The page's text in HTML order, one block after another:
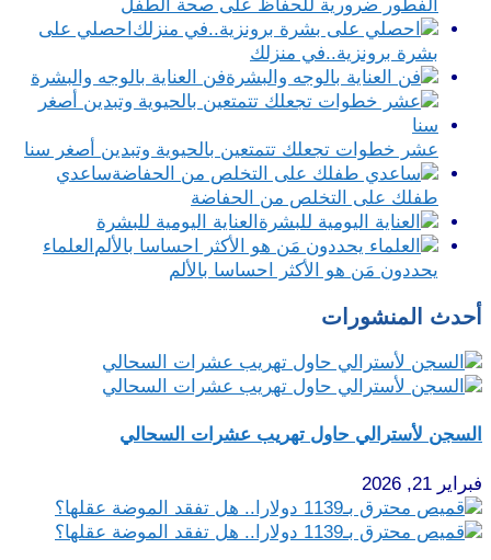
الفطور ضرورية للحفاظ على صحة الطفل
احصلي على
بشرة برونزية..في منزلك
فن العناية بالوجه والبشرة
عشر خطوات تجعلك تتمتعين بالحيوية وتبدين أصغر سنا
ساعدي
طفلك على التخلص من الحفاضة
العناية اليومية للبشرة
العلماء
يحددون مَن هو الأكثر احساسا بالألم
أحدث المنشورات
السجن لأسترالي حاول تهريب عشرات السحالي
فبراير 21, 2026